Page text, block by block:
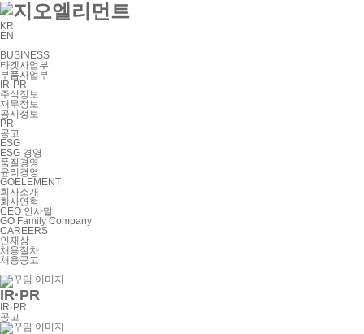
KR
EN
BUSINESS
타겟사업부
부품사업부
IR·PR
주식정보
재무정보
공시정보
PR
공고
ESG
ESG 경영
품질경영
윤리경영
GOELEMENT
회사소개
회사연혁
CEO 인사말
GO Family Company
CAREERS
인재상
채용절차
채용공고
IR·PR
IR·PR
공고